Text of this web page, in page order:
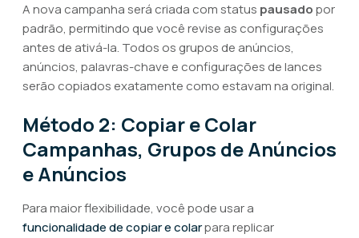
A nova campanha será criada com status pausadopor
padrão, permitindo que você revise as configurações
antes de ativá-la. Todos os grupos de anúncios,
anúncios, palavras-chave e configurações de lances
serão copiados exatamente como estavam na original.
Método 2: Copiar e Colar
Campanhas, Grupos de Anúncios
e Anúncios
Para maior flexibilidade, você pode usar a
funcionalidade de copiar e colarpara replicar